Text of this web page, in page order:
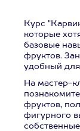
Курс
которые
базовые
фруктов.
удобный для
На мастер-
фруктов,
фигурного